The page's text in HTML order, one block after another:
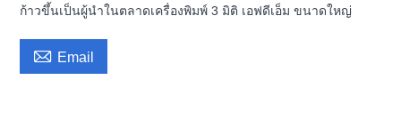
ก้าวขึ้นเป็นผู้นำในตลาดเครื่องพิมพ์ 3 มิติ เอฟดีเอ็ม ขนาดใหญ่
 Email